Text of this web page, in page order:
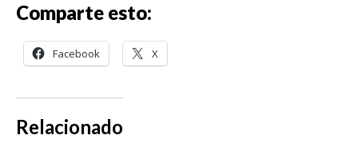
Comparte esto:
Facebook X
Relacionado